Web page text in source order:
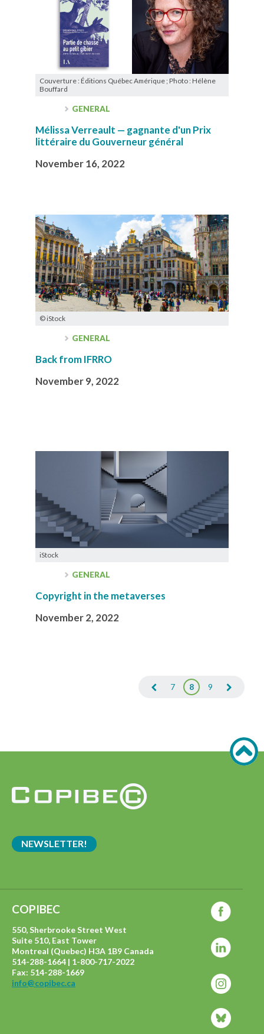
Couverture : Éditions Québec Amérique ; Photo : Hélène
Bouffard
GENERAL
Mélissa Verreault — gagnante d'un Prix
littéraire du Gouverneur général
November 16, 2022
© iStock
GENERAL
Back from IFRRO
November 9, 2022
iStock
GENERAL
Copyright in the metaverses
November 2, 2022
7 8 9
NEWSLETTER!
COPIBEC
550, Sherbrooke Street West
Suite 510, East Tower
Montreal (Quebec) H3A 1B9 Canada
514-288-1664 | 1-800-717-2022
Fax: 514-288-1669
info@copibec.ca